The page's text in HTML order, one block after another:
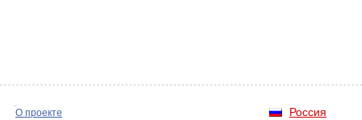
Россия
О проекте